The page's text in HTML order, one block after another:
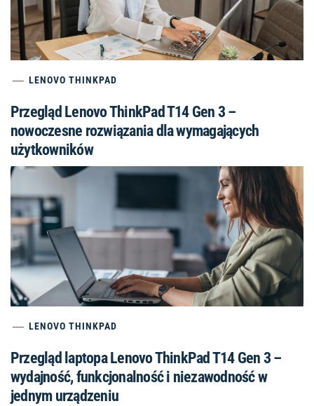
LENOVO THINKPAD
Przegląd Lenovo ThinkPad T14 Gen 3 –
nowoczesne rozwiązania dla wymagających
użytkowników
LENOVO THINKPAD
Przegląd laptopa Lenovo ThinkPad T14 Gen 3 –
wydajność, funkcjonalność i niezawodność w
jednym urządzeniu